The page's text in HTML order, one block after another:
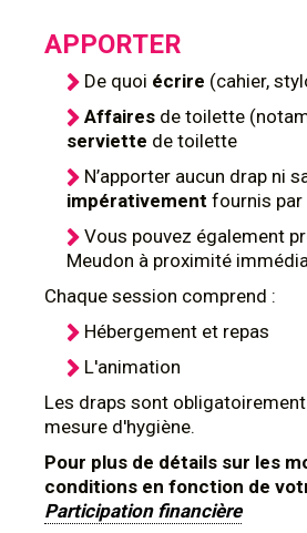
APPORTER
De quoi écrire (cahier,
Affaires de toilette
serviette de toilette
N’apporter aucun drap ni
impérativement fournis par
Vous pouvez également
Meudon à proximité
Chaque session comprend :
Hébergement et repas
L'animation
Les draps sont
mesure d'hygiène.
Pour plus de détails sur les
conditions en fonction de
Participation financière